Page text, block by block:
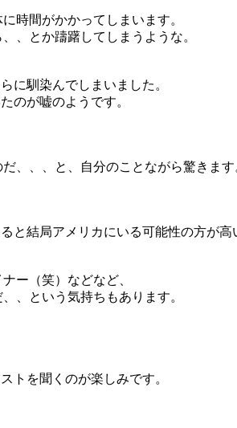
時間がかかってしまいます。
、とか躊躇してしまうような。
に馴染んでしまいました。
のが嘘のようです。
、、、と、自分のことながら驚きます
と結局アメリカにいる可能性の方が高
ー（笑）などなど、
、という気持ちもあります。
トを聞くのが楽しみです。